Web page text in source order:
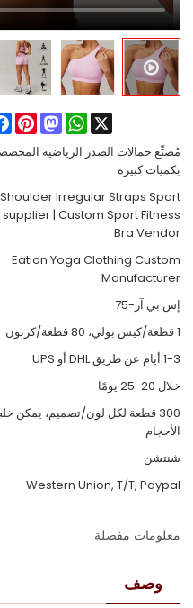
Mastodon
WhatsApp
X
مُصنِّع حمالات الصدر الرياضية
بكميات كبيرة
Irregular Straps Sport
supplier | Custom Sport Fitness
Bra Vendor
Eation Yoga Clothing Custom
Manufacturer
إس بي آر-75
1 قطعة/كيس بولي، 80 قطعة/كرتون
1-3 أيام عن طريق DHL أو UPS
خلال 20-25 يومًا
300 قطعة لكل لون/تصميم، يمكن
الأحجام
شنتشن
Western Union, T/T, Paypal
معلومات مفصلة
وصف